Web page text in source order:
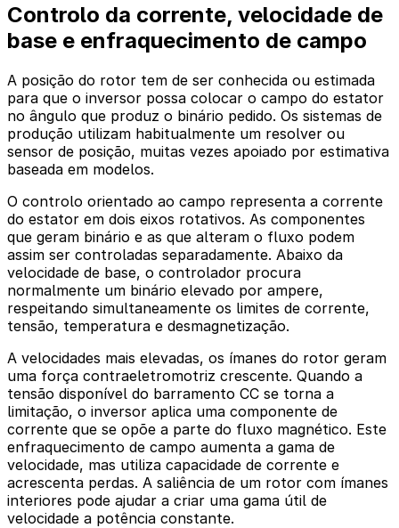
Controlo da corrente, velocidade de
base e enfraquecimento de campo
A posição do rotor tem de ser conhecida ou estimada
para que o inversor possa colocar o campo do estator
no ângulo que produz o binário pedido. Os sistemas de
produção utilizam habitualmente um resolver ou
sensor de posição, muitas vezes apoiado por estimativa
baseada em modelos.
O controlo orientado ao campo representa a corrente
do estator em dois eixos rotativos. As componentes
que geram binário e as que alteram o fluxo podem
assim ser controladas separadamente. Abaixo da
velocidade de base, o controlador procura
normalmente um binário elevado por ampere,
respeitando simultaneamente os limites de corrente,
tensão, temperatura e desmagnetização.
A velocidades mais elevadas, os ímanes do rotor geram
uma força contraeletromotriz crescente. Quando a
tensão disponível do barramento CC se torna a
limitação, o inversor aplica uma componente de
corrente que se opõe a parte do fluxo magnético. Este
enfraquecimento de campo aumenta a gama de
velocidade, mas utiliza capacidade de corrente e
acrescenta perdas. A saliência de um rotor com ímanes
interiores pode ajudar a criar uma gama útil de
velocidade a potência constante.